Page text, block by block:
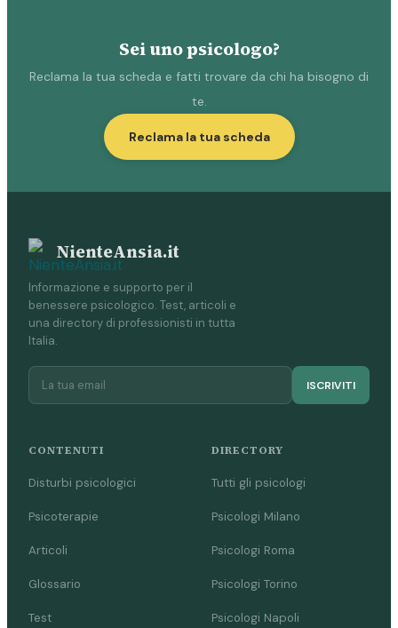
Sei uno psicologo?
Reclama la tua scheda e fatti trovare da chi ha bisogno di
te.
Reclama la tua scheda
NienteAnsia.it
Informazione e supporto per il
benessere psicologico. Test, articoli e
una directory di professionisti in tutta
Italia.
ISCRIVITI
CONTENUTI
Disturbi psicologici
Psicoterapie
Articoli
Glossario
Test
DIRECTORY
Tutti gli psicologi
Psicologi Milano
Psicologi Roma
Psicologi Torino
Psicologi Napoli